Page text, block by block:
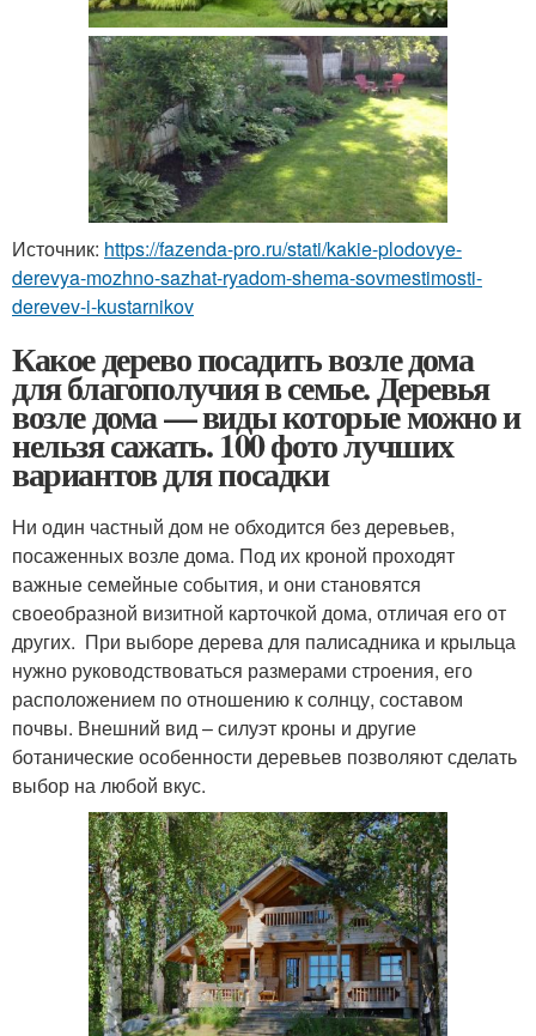
Источник: https://fazenda-pro.ru/stati/kakie-plodovye-
derevya-mozhno-sazhat-ryadom-shema-sovmestimosti-
derevev-i-kustarnikov
Какое дерево посадить возле дома
для благополучия в семье. Деревья
возле дома — виды которые можно и
нельзя сажать. 100 фото лучших
вариантов для посадки
Ни один частный дом не обходится без деревьев,
посаженных возле дома. Под их кроной проходят
важные семейные события, и они становятся
своеобразной визитной карточкой дома, отличая его от
других. При выборе дерева для палисадника и крыльца
нужно руководствоваться размерами строения, его
расположением по отношению к солнцу, составом
почвы. Внешний вид – силуэт кроны и другие
ботанические особенности деревьев позволяют сделать
выбор на любой вкус.